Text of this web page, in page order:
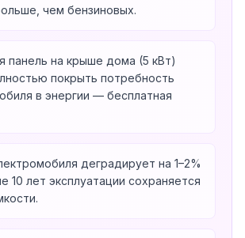
чем бензиновых.
панель на крыше дома (5 кВт)
покрыть потребность
в энергии — бесплатная
деградирует на 1–2%
10 лет эксплуатации сохраняется